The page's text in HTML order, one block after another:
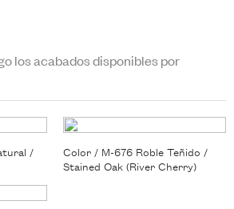
los acabados disponibles por
/
Color / M-676 Roble Teñido /
Stained Oak (River Cherry)